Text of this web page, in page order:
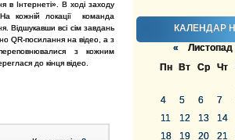
КАЛЕНДАР
« Листопад
Пн
Вт Ср Чт
4
5 6 7
11
12 13 14
18
19 20 21
в Інтернеті». В ході заходу
кожній локації команда
Відшукавши всі сім завдань
QR-посилання на відео, а з
з кожним
до кінця відео.